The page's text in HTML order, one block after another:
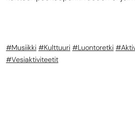
Musiikki Kulttuuri Luontoretki
Vesiaktiviteetit